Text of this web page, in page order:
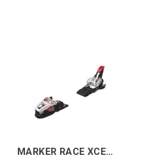
MARKER RACE XCELL 24 Vit